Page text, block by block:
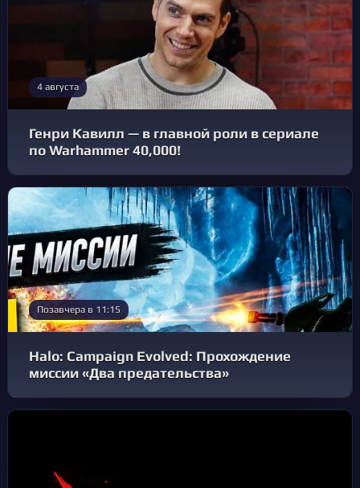
4 августа
Генри Кавилл — в главной роли в сериале
по Warhammer 40,000!
Позавчера в 11:15
Halo: Campaign Evolved: Прохождение
миссии «Два предательства»